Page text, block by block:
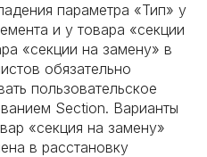
параметра «Тип» у
и у товара «секции
«секции на замену» в
обязательно
пользовательское
Section. Варианты
«секция на замену»
в расстановку